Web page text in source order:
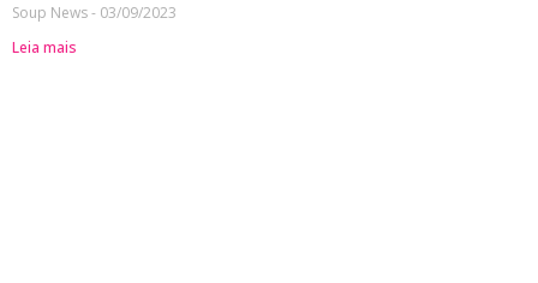
Soup News
03/09/2023
Leia mais